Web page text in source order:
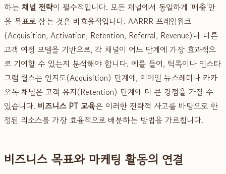
하는 채널 전략이 필수적입니다. 모든 채널에서 동일하게 '매출'만
을 목표로 삼는 것은 비효율적입니다. AARRR 프레임워크
(Acquisition, Activation, Retention, Referral, Revenue)나 다른
고객 여정 모델을 기반으로, 각 채널이 어느 단계에 가장 효과적으
로 기여할 수 있는지 분석해야 합니다. 예를 들어, 틱톡이나 인스타
그램 릴스는 인지도(Acquisition) 단계에, 이메일 뉴스레터나 카카
오톡 채널은 고객 유지(Retention) 단계에 더 큰 강점을 가질 수
있습니다. 비즈니스 PT 교육은 이러한 전략적 사고를 바탕으로 한
정된 리소스를 가장 효율적으로 배분하는 방법을 가르칩니다.
비즈니스 목표와 마케팅 활동의 연결